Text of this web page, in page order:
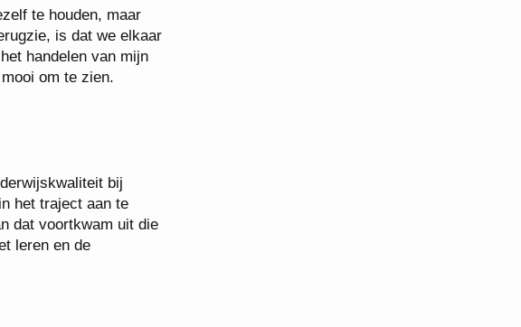
te houden, maar
is dat we elkaar
handelen van mijn
om te zien.
bij
het traject aan te
dat voortkwam uit die
leren en de